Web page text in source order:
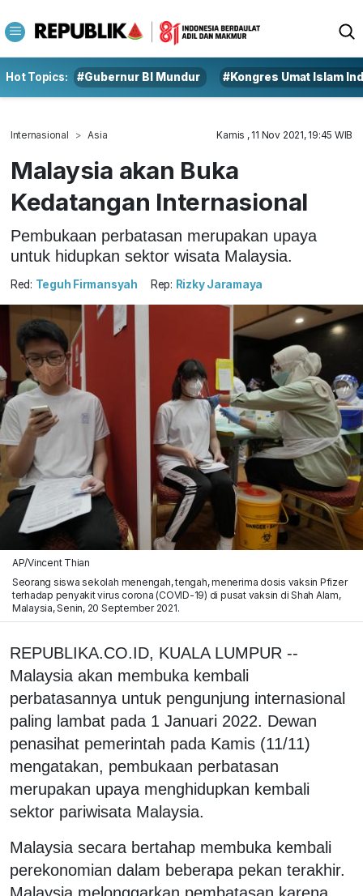
Hot Topics: #Gubernur BI Mundur #Kongres Umat Islam
Internasional Asia Kamis , 11 Nov 2021, 19:45 WIB
Malaysia akan Buka
Kedatangan Internasional
Pembukaan perbatasan merupakan upaya
untuk hidupkan sektor wisata Malaysia.
Red: Teguh Firmansyah Rep: Rizky Jaramaya
AP/Vincent Thian
Seorang siswa sekolah menengah, tengah, menerima dosis vaksin Pfizer
terhadap penyakit virus corona (COVID-19) di pusat vaksin di Shah Alam,
Malaysia, Senin, 20 September 2021.
REPUBLIKA.CO.ID, KUALA LUMPUR --
Malaysia akan membuka kembali
perbatasannya untuk pengunjung internasional
paling lambat pada 1 Januari 2022. Dewan
penasihat pemerintah pada Kamis (11/11)
mengatakan, pembukaan perbatasan
merupakan upaya menghidupkan kembali
sektor pariwisata Malaysia.
Malaysia secara bertahap membuka kembali
perekonomian dalam beberapa pekan terakhir.